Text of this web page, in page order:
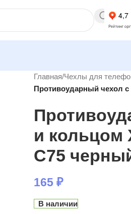
Главная/Чехлы для
Противоударный чехол
и кольцом
C75
165 ₽
В наличии